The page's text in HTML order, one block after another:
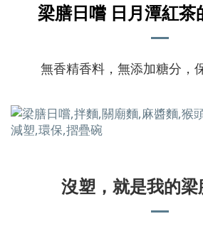
梁膳日嚐 日月潭紅茶
無香精香料，無添加糖分，
沒塑，就是我的梁